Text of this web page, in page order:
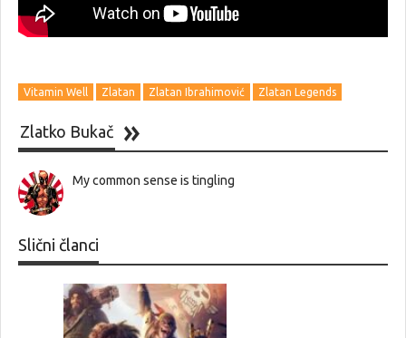
Vitamin Well Zlatan Zlatan Ibrahimović Zlatan Legends
Zlatko Bukač
My common sense is tingling
Slični članci